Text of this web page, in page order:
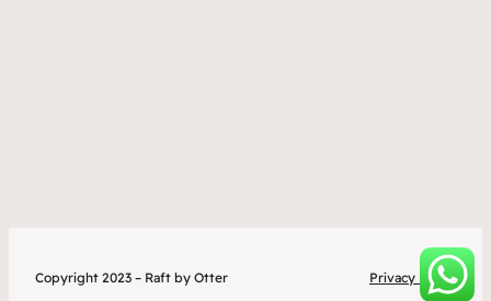
Copyright 2023 – Raft by Otter Privacy Policy